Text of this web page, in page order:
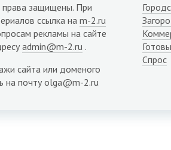
защищены. При
ссылка на m-2.ru
рекламы на сайте
admin@m-2.ru .
сайта или доменого
на почту olga@m-2.ru
Спрос